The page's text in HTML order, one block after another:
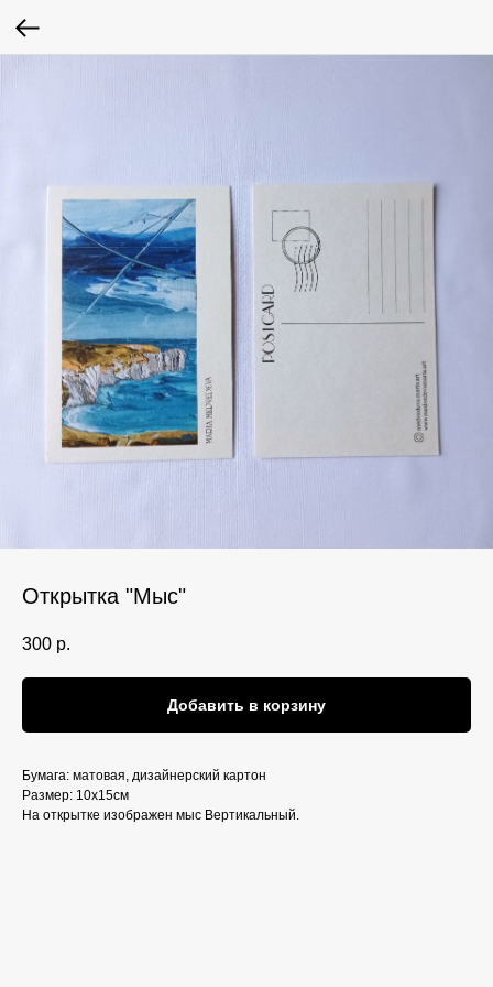
Открытка "Мыс"
300 р.
Добавить в корзину
Бумага: матовая, дизайнерский картон
Размер: 10х15см
На открытке изображен мыс Вертикальный.